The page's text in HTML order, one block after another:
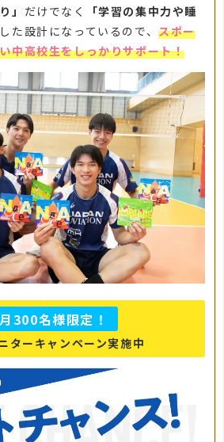
」 だけでなく
「学習の集中力や睡
た設計になっているので、スポー
中高校生をしっかりサポート！
300名様限定！
ターキャンペーン実施中